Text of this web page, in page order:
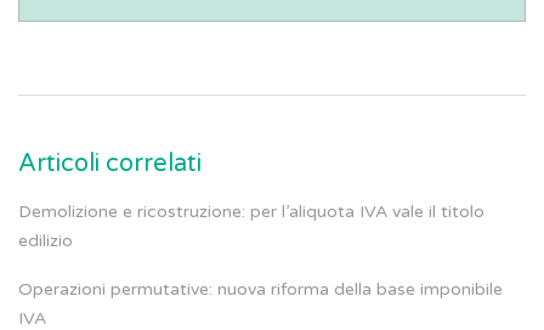
Articoli correlati
Demolizione e ricostruzione: per l’aliquota IVA vale il titolo
edilizio
Operazioni permutative: nuova riforma della base imponibile
IVA